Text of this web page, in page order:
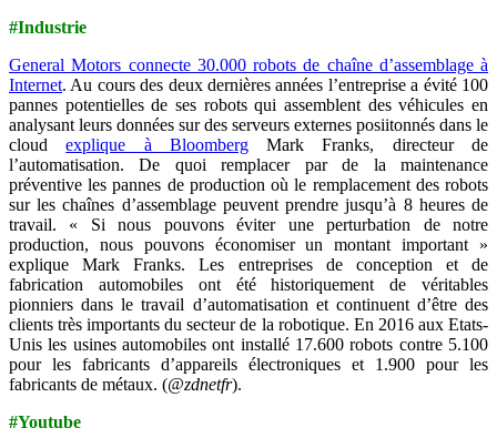
#Industrie
General Motors connecte 30.000 robots de chaîne d’assemblage à
Internet. Au cours des deux dernières années l’entreprise a évité 100
pannes potentielles de ses robots qui assemblent des véhicules en
analysant leurs données sur des serveurs externes posiitonnés dans le
cloudexplique à BloombergMark Franks, directeur de
l’automatisation. De quoi remplacer par de la maintenance
préventive les pannes de production où le remplacement des robots
sur les chaînes d’assemblage peuvent prendre jusqu’à 8 heures de
travail. « Si nous pouvons éviter une perturbation de notre
production, nous pouvons économiser un montant important »
explique Mark Franks. Les entreprises de conception et de
fabrication automobiles ont été historiquement de véritables
pionniers dans le travail d’automatisation et continuent d’être des
clients très importants du secteur de la robotique. En 2016 aux Etats-
Unis les usines automobiles ont installé 17.600 robots contre 5.100
pour les fabricants d’appareils électroniques et 1.900 pour les
fabricants de métaux. (@zdnetfr).
#Youtube